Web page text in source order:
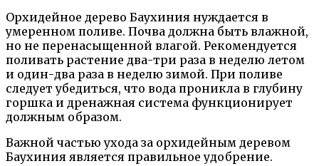
Орхидейное дерево Баухиния нуждается в
умеренном поливе. Почва должна быть влажной,
но не перенасыщенной влагой. Рекомендуется
поливать растение два-три раза в неделю летом
и один-два раза в неделю зимой. При поливе
следует убедиться, что вода проникла в глубину
горшка и дренажная система функционирует
должным образом.
Важной частью ухода за орхидейным деревом
Баухиния является правильное удобрение.